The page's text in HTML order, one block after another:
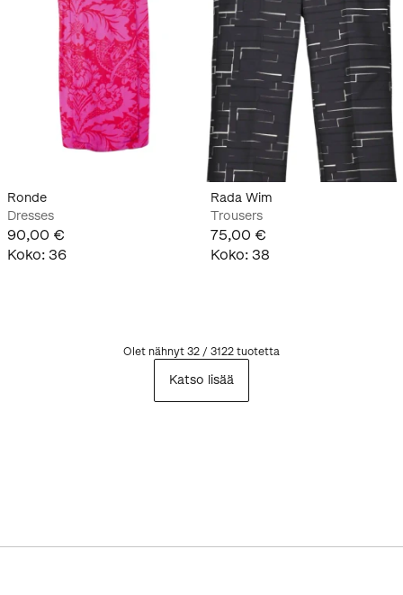
Ronde
Dresses
90,00 €
Koko: 36
Rada Wim
Trousers
75,00 €
Koko: 38
Olet nähnyt 32 / 3122 tuotetta
Katso lisää